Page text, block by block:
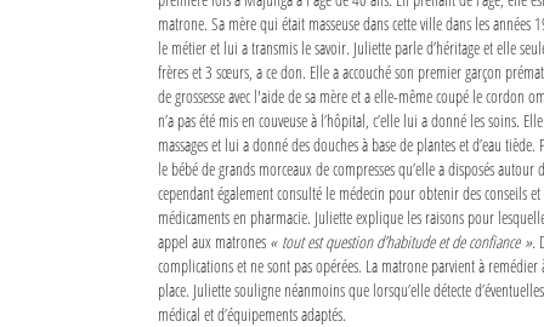
matrone. Sa mère qui était masseuse dans cette ville dans les années
le métier et lui a transmis le savoir. Juliette parle d’héritage et elle
frères et 3 sœurs, a ce don. Elle a accouché son premier garçon
de grossesse avec l'aide de sa mère et a elle-même coupé le cordon
n’a pas été mis en couveuse à l’hôpital, c’elle lui a donné les soins.
massages et lui a donné des douches à base de plantes et d’eau tiède.
le bébé de grands morceaux de compresses qu’elle a disposés autour
cependant également consulté le médecin pour obtenir des conseils et
médicaments en pharmacie. Juliette explique les raisons pour
appel aux matrones « tout est question d’habitude et de confiance ».
complications et ne sont pas opérées. La matrone parvient à
place. Juliette souligne néanmoins que lorsqu’elle détecte
médical et d’équipements adaptés.